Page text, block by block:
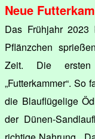
Neue
Das Frühjahr
Pflänzchen
Zeit. Die ersten
„Futterkammer“. So
die Blauflügelige
der Dünen-